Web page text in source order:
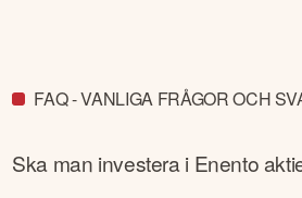
FAQ - VANLIGA FRÅGOR OCH
Ska man investera i Enento